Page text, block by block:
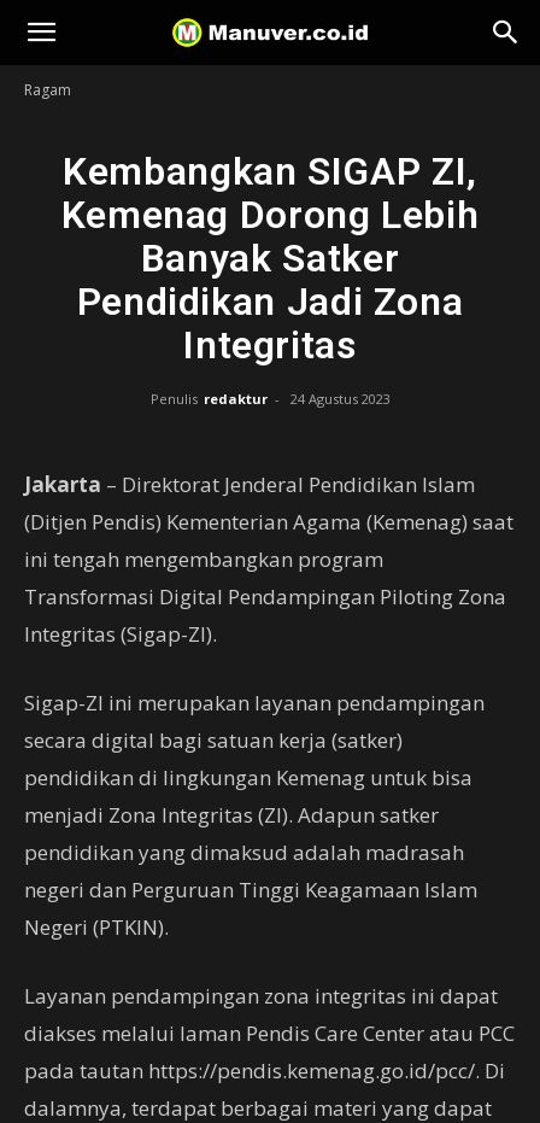
Manuver
Ragam
Kembangkan SIGAP ZI,
Kemenag Dorong Lebih
Banyak Satker
Pendidikan Jadi Zona
Integritas
Penulis redaktur - 24 Agustus 2023
Jakarta – Direktorat Jenderal Pendidikan Islam
(Ditjen Pendis) Kementerian Agama (Kemenag) saat
ini tengah mengembangkan program
Transformasi Digital Pendampingan Piloting Zona
Integritas (Sigap-ZI).
Sigap-ZI ini merupakan layanan pendampingan
secara digital bagi satuan kerja (satker)
pendidikan di lingkungan Kemenag untuk bisa
menjadi Zona Integritas (ZI). Adapun satker
pendidikan yang dimaksud adalah madrasah
negeri dan Perguruan Tinggi Keagamaan Islam
Negeri (PTKIN).
Layanan pendampingan zona integritas ini dapat
diakses melalui laman Pendis Care Center atau PCC
pada tautan https://pendis.kemenag.go.id/pcc/. Di
dalamnya, terdapat berbagai materi yang dapat